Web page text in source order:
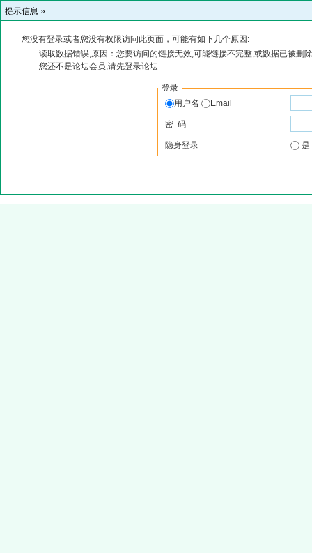
提示信息 »
您没有登录或者您没有权限访问此页面，可能有如下几个原因:
读取数据错误,原因：您要访问的链接无效,可能链接不完整,或数据已被删
您还不是论坛会员,请先登录论坛
登录
用户名
Email
密 码
隐身登录